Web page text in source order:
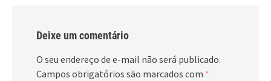
Deixe um comentário
O seu endereço de e-mail não será publicado.
Campos obrigatórios são marcados com *